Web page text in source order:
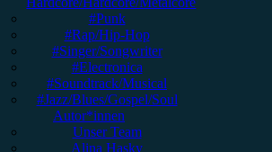
#Punk
#Rap/Hip-Hop
#Singer/Songwriter
#Electronica
#Soundtrack/Musical
#Jazz/Blues/Gospel/Soul
Autor*innen
Unser Team
Alina Hasky